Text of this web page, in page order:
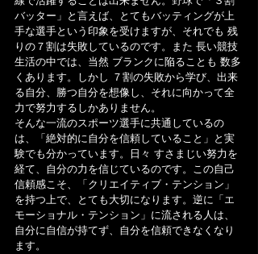
バッター」と言えば、とてもバッティングが上
手な選手という印象を受けますが、それでも 残
りの７割は失敗しているのです。また 長い競技
生活の中では、当然 ブランクに陥ることも 数多
くあります。しかし ７割の失敗から学び、出来
る自分、勝つ自分を想像し、それに向かって全
力で努力するしかありません。
そんな一流のスポーツ選手に共通しているの
は、「絶対的に自分を信頼していること」と実
験でも分かっています。日々 すさまじい努力を
経て、自分の力を信じているのです。この自己
信頼感こそ、「クリエイティブ・テンション」
を持つ上で、とても大切になります。逆に「エ
モーショナル・テンション」に流される人は、
自分に自信が持てず、自分を信頼できなくなり
ます。